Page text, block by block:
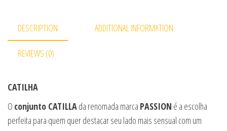
DESCRIPTION ADDITIONAL INFORMATION
REVIEWS (0)
CATILHA
O conjunto CATILLAda renomada marca PASSION é a escolha
perfeita para quem quer destacar seu lado mais sensual com um